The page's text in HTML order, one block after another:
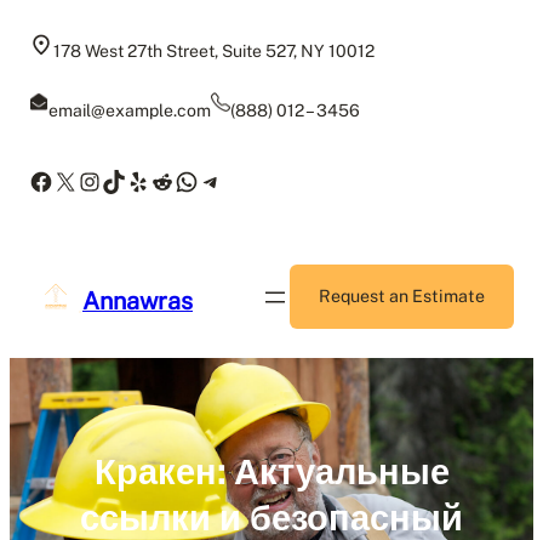
178 West 27th Street, Suite 527, NY 10012
email@example.com (888) 012 – 3456
Facebook
X Instagram
TikTok
Yelp
Reddit
WhatsApp
Telegram
Annawras Request an Estimate
Кракен: Актуальные
ссылки и безопасный